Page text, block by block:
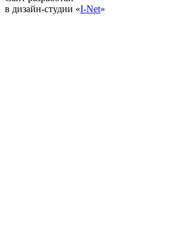
в дизайн-студии «I-Net»